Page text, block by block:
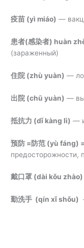
疫苗 (yì miáo) —
患者(感染者) huàn
(зараженный)
住院 (zhù yuàn) —
出院 (chū yuàn) —
抵抗力 (dǐ kàng lì) —
预防 =防范 (yù fáng)
предосторожности,
戴口罩 (dài kǒu zhào)
勤洗手 (qín xǐ shǒu)